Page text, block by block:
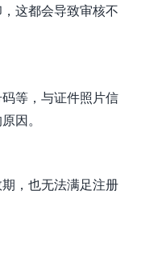
这都会导致审核不
等，与证件照片信
因。
，也无法满足注册